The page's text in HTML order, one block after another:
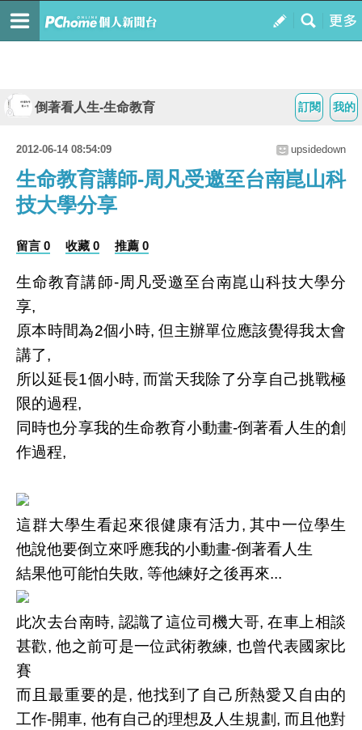
我的
訂閱
倒著看人生-生命教育
2012-06-14 08:54:09 upsidedown
生命教育講師-周凡受邀至台南崑山科
技大學分享
留言 0 收藏 0 推薦 0
生命教育講師-周凡受邀至台南崑山科技大學分
享,
原本時間為2個小時, 但主辦單位應該覺得我太會
講了,
所以延長1個小時, 而當天我除了分享自己挑戰極
限的過程,
同時也分享我的生命教育小動畫-倒著看人生的創
作過程,
這群大學生看起來很健康有活力, 其中一位學生
他說他要倒立來呼應我的小動畫-倒著看人生
結果他可能怕失敗, 等他練好之後再來...
此次去台南時, 認識了這位司機大哥, 在車上相談
甚歡, 他之前可是一位武術教練, 也曾代表國家比
賽
而且最重要的是, 他找到了自己所熱愛又自由的
工作-開車, 他有自己的理想及人生規劃, 而且他對